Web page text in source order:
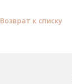
Возврат к списку